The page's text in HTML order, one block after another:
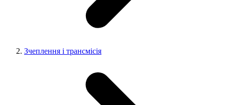
Зчеплення і трансмісія